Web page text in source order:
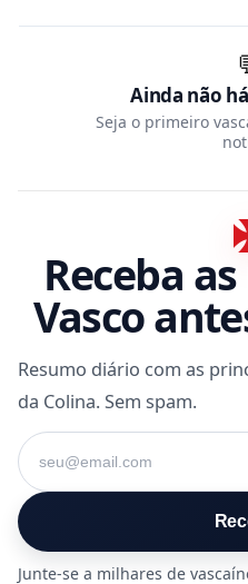
Ainda não
Seja o primeiro
Receba
Vasco
Resumo diário com as
da Colina. Sem spam.
Seu e-mail